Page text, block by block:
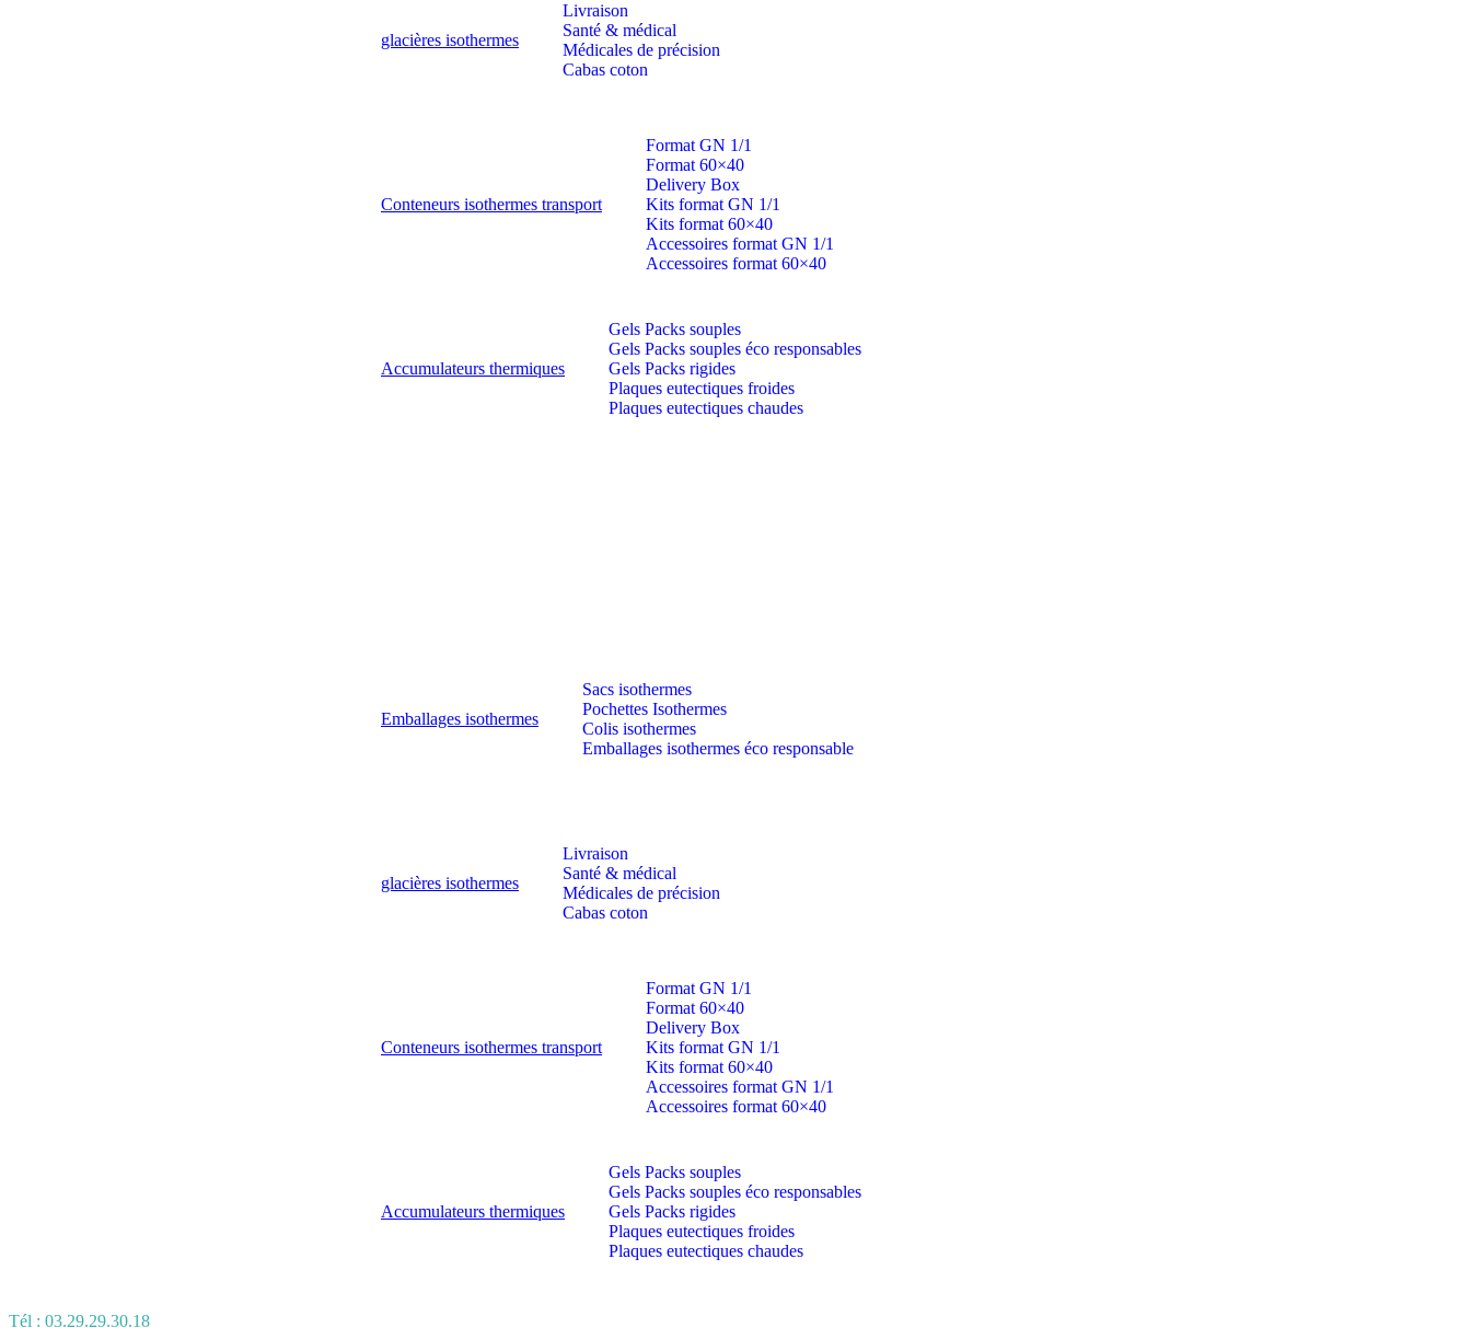
glacières isothermes
Livraison
Santé & médical
Médicales de précision
Cabas coton
Conteneurs isothermes transport
Format GN 1/1
Format 60×40
Delivery Box
Kits format GN 1/1
Kits format 60×40
Accessoires format GN 1/1
Accessoires format 60×40
Accumulateurs thermiques
Gels Packs souples
Gels Packs souples éco responsables
Gels Packs rigides
Plaques eutectiques froides
Plaques eutectiques chaudes
Emballages isothermes
Sacs isothermes
Pochettes Isothermes
Colis isothermes
Emballages isothermes éco responsable
glacières isothermes
Livraison
Santé & médical
Médicales de précision
Cabas coton
Conteneurs isothermes transport
Format GN 1/1
Format 60×40
Delivery Box
Kits format GN 1/1
Kits format 60×40
Accessoires format GN 1/1
Accessoires format 60×40
Accumulateurs thermiques
Gels Packs souples
Gels Packs souples éco responsables
Gels Packs rigides
Plaques eutectiques froides
Plaques eutectiques chaudes
Tél : 03.29.29.30.18